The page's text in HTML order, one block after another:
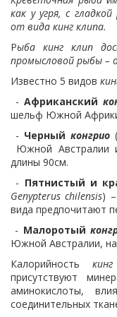
как у угря, с
от вида кинг клипа.
Рыбакинг клип
промысловой рыбы –
Известно 5 видов
-Африканский
шельф Южной
- Черный конгрио (
Южной Австралии
длины 90см.
- Пятнистый и
Genypterus chilensis)
вида предпочитают
- Малоротый
Южной Австралии,
Калорийность
присутствуют
аминокислоты,
соединительных